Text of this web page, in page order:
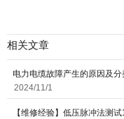
相关文章
电力电缆故障产生的原因及分
2024/11/1
【维修经验】低压脉冲法测